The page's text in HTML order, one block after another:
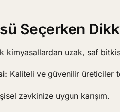
Seçerken
kimyasallardan uzak, saf
Kaliteli ve güvenilir üreticiler
zevkinize uygun karışım.